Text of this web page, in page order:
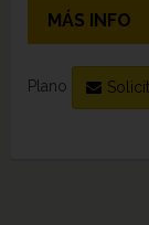
MÁS INFO
Plano